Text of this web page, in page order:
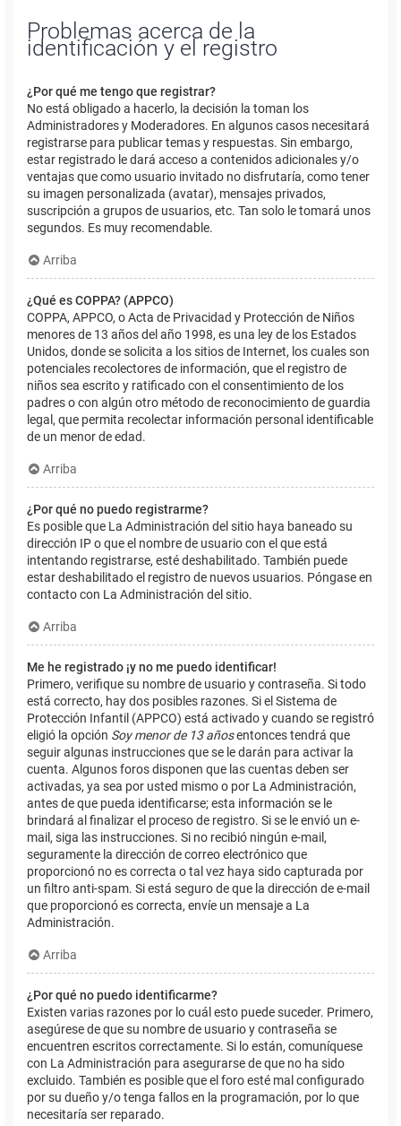
Problemas acerca de la
identificación y el registro
¿Por qué me tengo que registrar?
No está obligado a hacerlo, la decisión la toman los
Administradores y Moderadores. En algunos casos necesitará
registrarse para publicar temas y respuestas. Sin embargo,
estar registrado le dará acceso a contenidos adicionales y/o
ventajas que como usuario invitado no disfrutaría, como tener
su imagen personalizada (avatar), mensajes privados,
suscripción a grupos de usuarios, etc. Tan solo le tomará unos
segundos. Es muy recomendable.
Arriba
¿Qué es COPPA? (APPCO)
COPPA, APPCO, o Acta de Privacidad y Protección de Niños
menores de 13 años del año 1998, es una ley de los Estados
Unidos, donde se solicita a los sitios de Internet, los cuales son
potenciales recolectores de información, que el registro de
niños sea escrito y ratificado con el consentimiento de los
padres o con algún otro método de reconocimiento de guardia
legal, que permita recolectar información personal identificable
de un menor de edad.
Arriba
¿Por qué no puedo registrarme?
Es posible que La Administración del sitio haya baneado su
dirección IP o que el nombre de usuario con el que está
intentando registrarse, esté deshabilitado. También puede
estar deshabilitado el registro de nuevos usuarios. Póngase en
contacto con La Administración del sitio.
Arriba
Me he registrado ¡y no me puedo identificar!
Primero, verifique su nombre de usuario y contraseña. Si todo
está correcto, hay dos posibles razones. Si el Sistema de
Protección Infantil (APPCO) está activado y cuando se registró
eligió la opción Soy menor de 13 añosentonces tendrá que
seguir algunas instrucciones que se le darán para activar la
cuenta. Algunos foros disponen que las cuentas deben ser
activadas, ya sea por usted mismo o por La Administración,
antes de que pueda identificarse; esta información se le
brindará al finalizar el proceso de registro. Si se le envió un e-
mail, siga las instrucciones. Si no recibió ningún e-mail,
seguramente la dirección de correo electrónico que
proporcionó no es correcta o tal vez haya sido capturada por
un filtro anti-spam. Si está seguro de que la dirección de e-mail
que proporcionó es correcta, envíe un mensaje a La
Administración.
Arriba
¿Por qué no puedo identificarme?
Existen varias razones por lo cuál esto puede suceder. Primero,
asegúrese de que su nombre de usuario y contraseña se
encuentren escritos correctamente. Si lo están, comuníquese
con La Administración para asegurarse de que no ha sido
excluido. También es posible que el foro esté mal configurado
por su dueño y/o tenga fallos en la programación, por lo que
necesitaría ser reparado.